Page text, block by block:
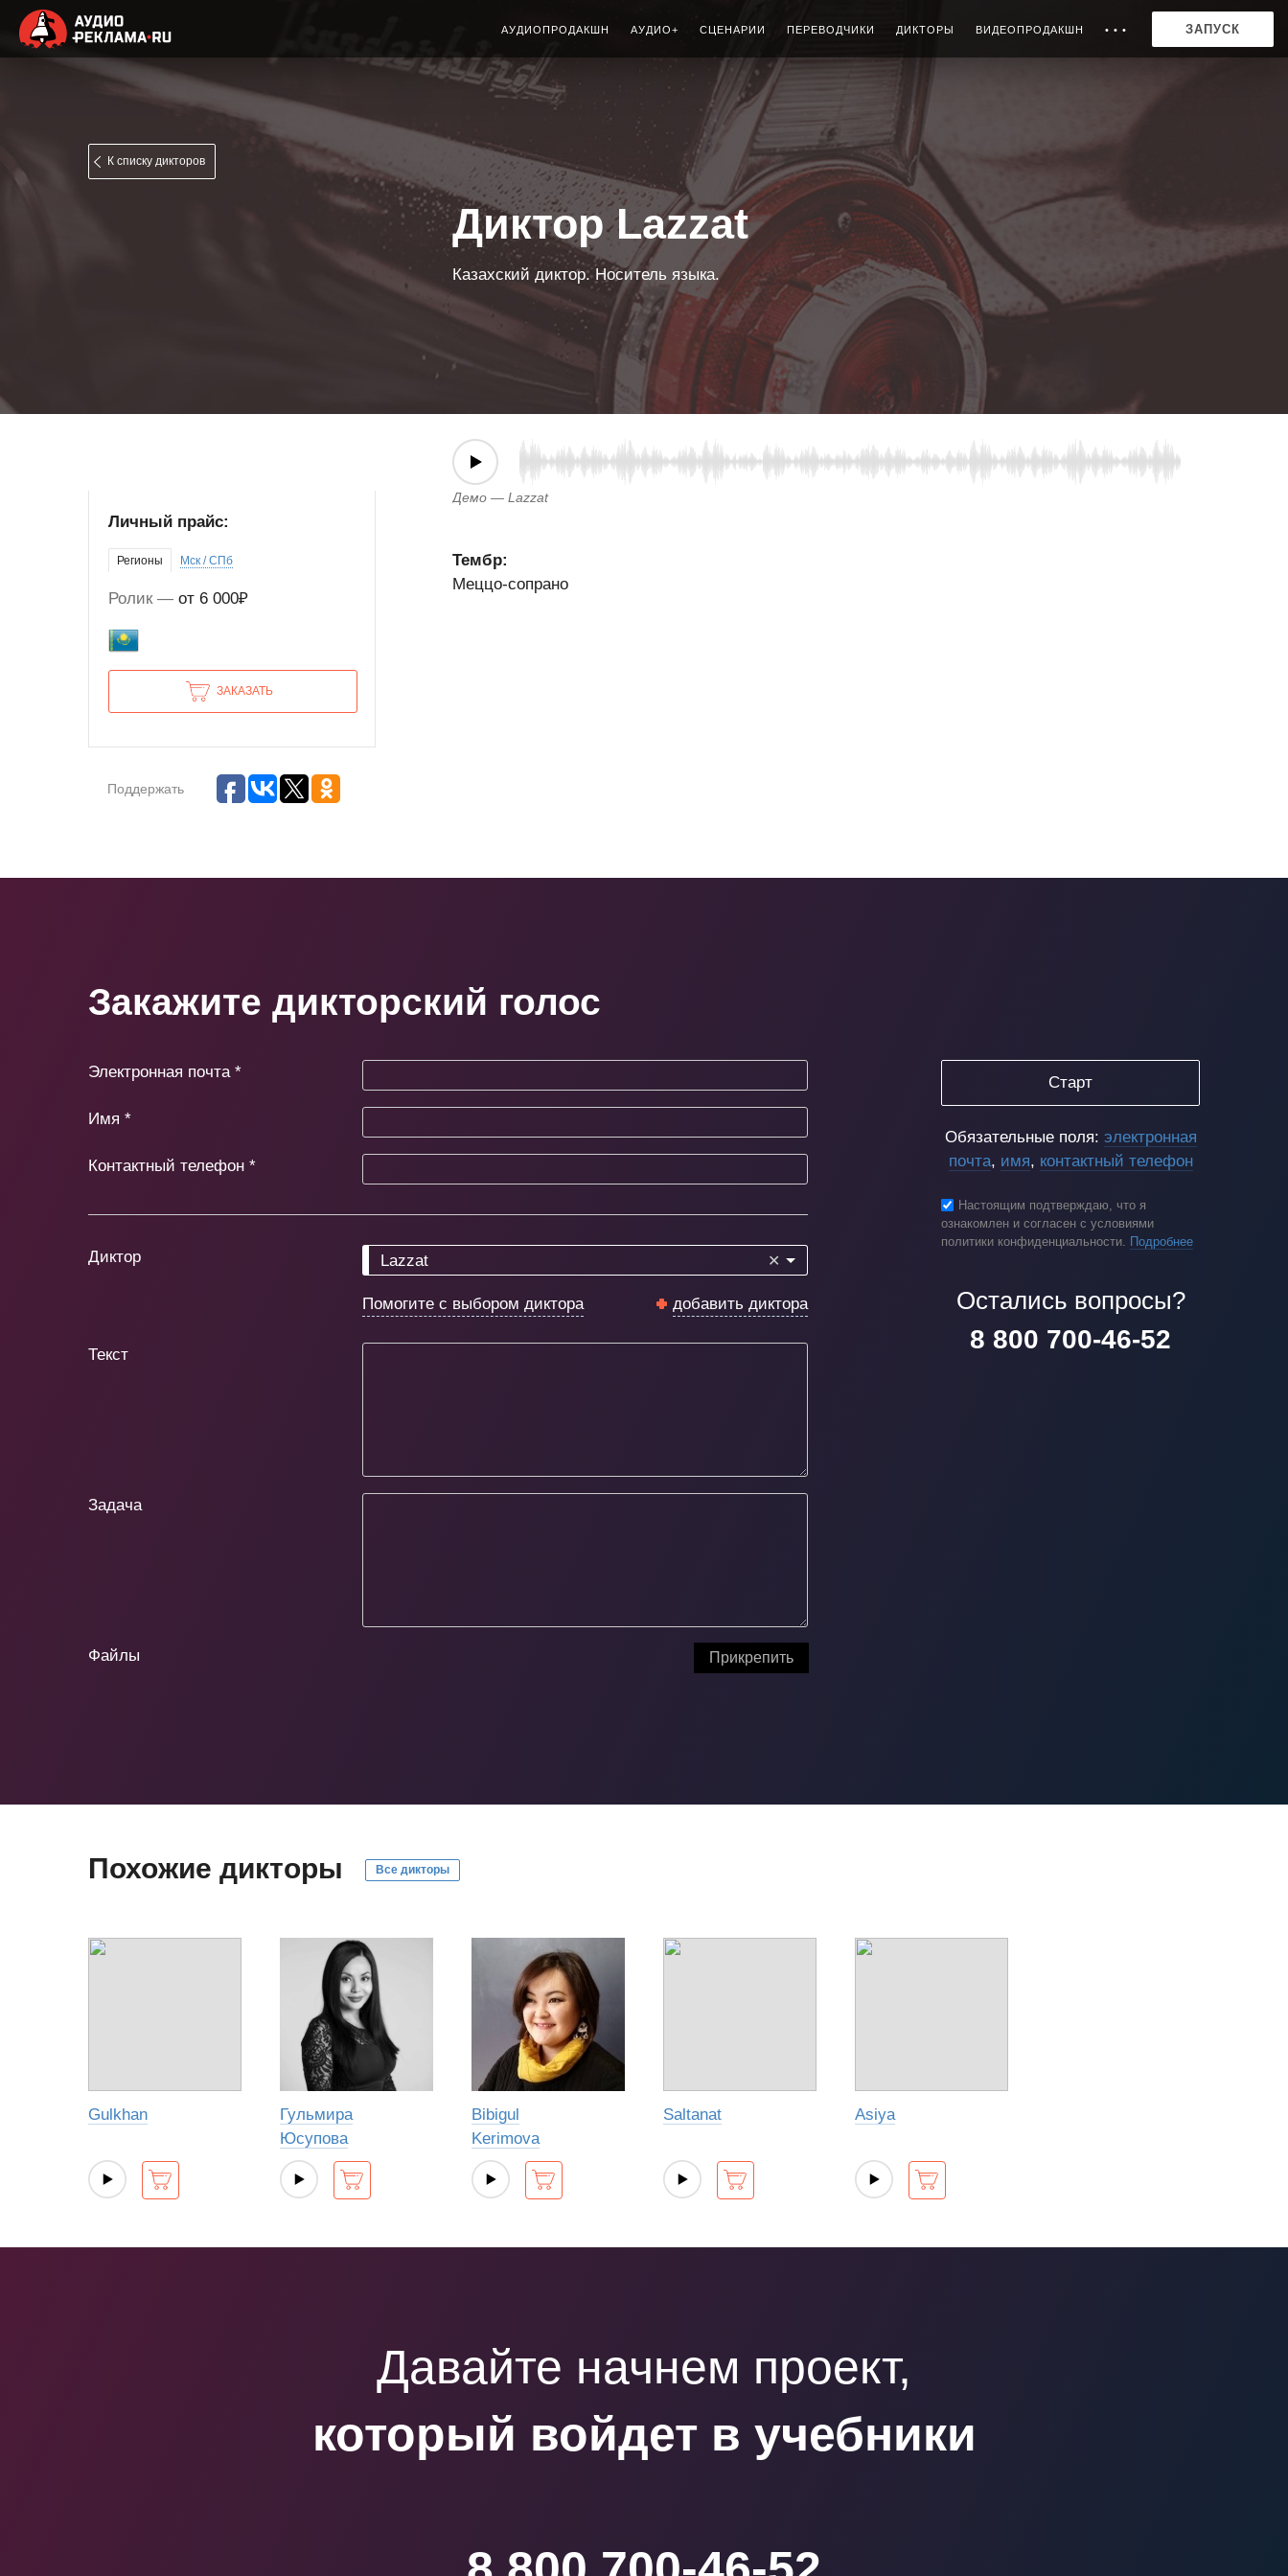
К списку дикторов
Личный прайс:
Регионы Мск / СПб
Ролик от 6 000₽
ЗАКАЗАТЬ
Поддержать
Диктор Lazzat
Казахский диктор. Носитель языка.
Демо — Lazzat
Тембр:
Меццо-сопрано
Закажите дикторский голос
Электронная почта *
Имя *
Контактный телефон *
Диктор ✕
Lazzat
Помогите с выбором диктора добавить диктора
Текст
Задача
Файлы Прикрепить
Старт
Обязательные поля: электронная
почта, имя, контактный телефон
Настоящим подтверждаю, что я
ознакомлен и согласен с условиями
политики конфиденциальности. Подробнее
Остались вопросы?
8 800 700-46-52
Похожие дикторы Все дикторы
Gulkhan
Гульмира
Юсупова
Bibigul
Kerimova
Saltanat Аsiya
АУДИОПРОДАКШН АУДИО+ СЦЕНАРИИ ПЕРЕВОДЧИКИ ДИКТОРЫ ВИДЕОПРОДАКШН • • • ЗАПУСК
Давайте начнем проект,
который войдет в учебники